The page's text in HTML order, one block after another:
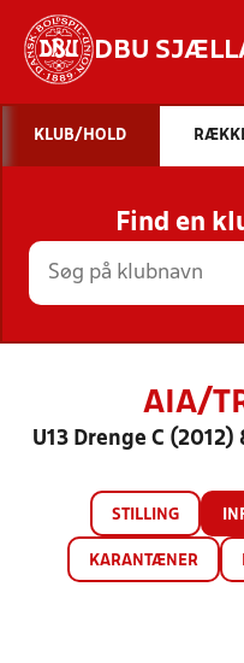
DBU
STILLINGER,
KLUB/HOLD
Find en
AIA/
U13 Drenge C
STILLING
KARANTÆNER